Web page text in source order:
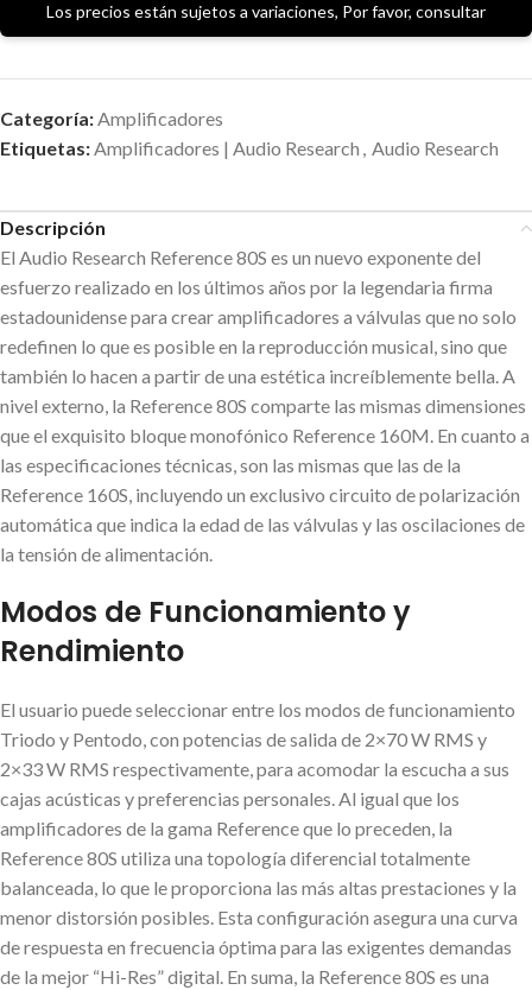
Los precios están sujetos a variaciones, Por favor, consultar
Categoría:Amplificadores
Etiquetas:Amplificadores | Audio Research , Audio Research
Descripción
El Audio Research Reference 80S es un nuevo exponente del
esfuerzo realizado en los últimos años por la legendaria firma
estadounidense para crear amplificadores a válvulas que no solo
redefinen lo que es posible en la reproducción musical, sino que
también lo hacen a partir de una estética increíblemente bella. A
nivel externo, la Reference 80S comparte las mismas dimensiones
que el exquisito bloque monofónico Reference 160M. En cuanto a
las especificaciones técnicas, son las mismas que las de la
Reference 160S, incluyendo un exclusivo circuito de polarización
automática que indica la edad de las válvulas y las oscilaciones de
la tensión de alimentación.
Modos de Funcionamiento y
Rendimiento
El usuario puede seleccionar entre los modos de funcionamiento
Triodo y Pentodo, con potencias de salida de 2×70 W RMS y
2×33 W RMS respectivamente, para acomodar la escucha a sus
cajas acústicas y preferencias personales. Al igual que los
amplificadores de la gama Reference que lo preceden, la
Reference 80S utiliza una topología diferencial totalmente
balanceada, lo que le proporciona las más altas prestaciones y la
menor distorsión posibles. Esta configuración asegura una curva
de respuesta en frecuencia óptima para las exigentes demandas
de la mejor “Hi-Res” digital. En suma, la Reference 80S es una